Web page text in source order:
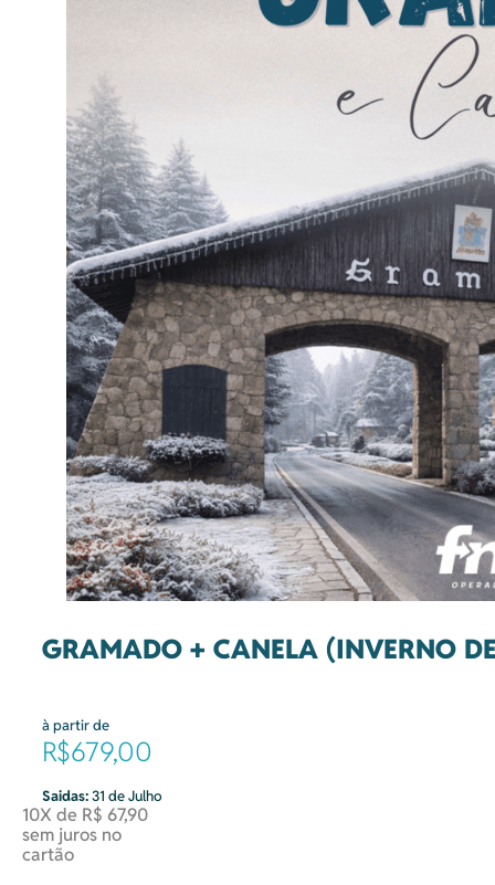
GRAMADO + CANELA (INVERNO
à partir de
R$679,00
Saidas:31 de Julho
10X de R$ 67,90
sem juros no
cartão